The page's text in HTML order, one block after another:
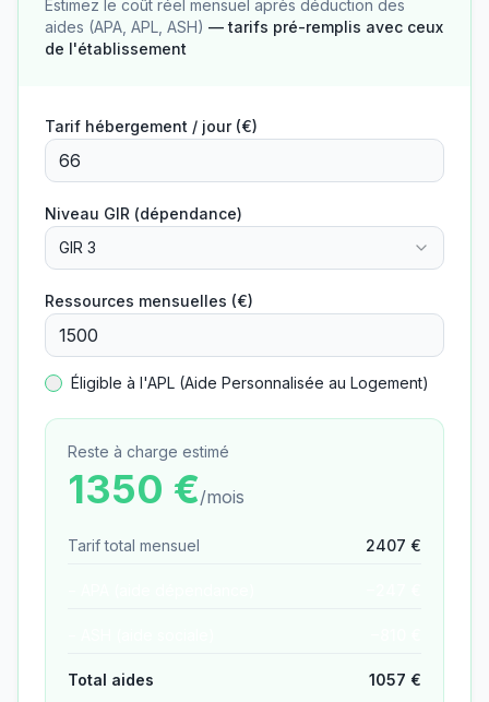
Estimez le coût réel mensuel après déduction des
aides (APA, APL, ASH) — tarifs pré-remplis avec ceux
de l'établissement
Tarif hébergement / jour (€)
Niveau GIR (dépendance)
GIR 3
Ressources mensuelles (€)
Éligible à l'APL (Aide Personnalisée au Logement)
Reste à charge estimé
1350 €/mois
Tarif total mensuel 2407 €
Total aides 1057 €